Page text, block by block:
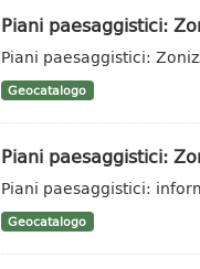
Piani paesaggistici:
Piani paesaggistici:
Geocatalogo
Piani paesaggistici:
Piani paesaggistici:
Geocatalogo